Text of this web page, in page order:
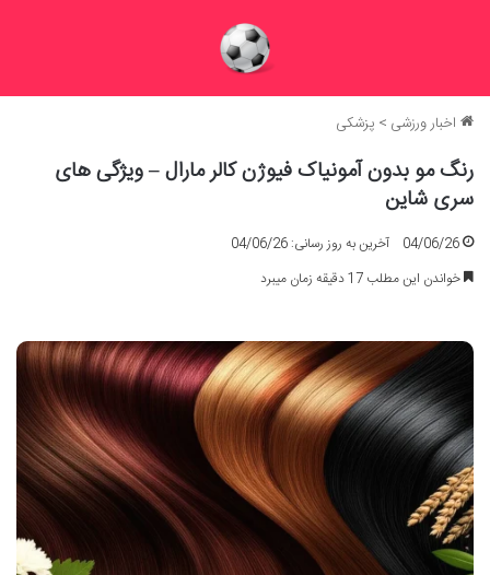
اخبار ورزشی > پزشکی
رنگ مو بدون آمونیاک فیوژن کالر مارال – ویژگی های
سری شاین
04/06/26
آخرین به روز رسانی: 04/06/26
خواندن این مطلب 17 دقیقه زمان میبرد